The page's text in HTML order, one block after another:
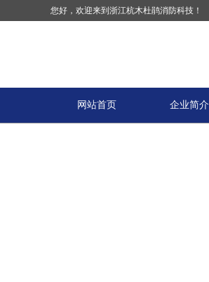
您好，欢迎来到浙江杭木杜鹃消防科技！
网站首页 企业简介